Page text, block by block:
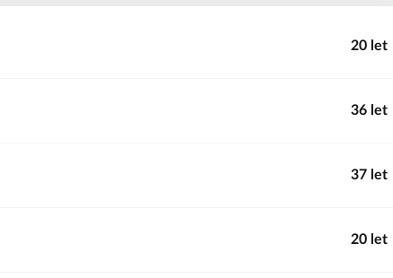
20 let
36 let
37 let
20 let